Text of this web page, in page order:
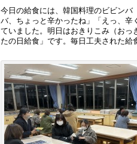
今日の給食には、韓国料理のビビン
バ、ちょっと辛かったね」「えっ、
ていました。明日はおきりこみ（お
たの日給食」です。毎日工夫された